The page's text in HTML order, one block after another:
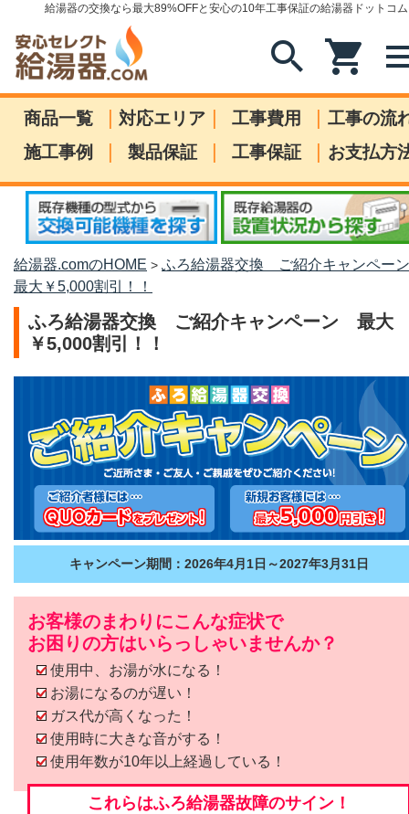
給湯器の交換なら最大89%OFFと安心の10年工事保証の給湯器ドットコム
search shopping_cart
商品一覧 | 対応エリア | 工事費用 | 工事の流
施工事例
| 製品保証 | 工事保証 | お支払方
給湯器.comのHOME > ふろ給湯器交換 ご紹介キャンペ
最大￥5,000割引！！
ふろ給湯器交換 ご紹介キャンペーン 最大
￥5,000割引！！
キャンペーン期間：2026年4月1日～2027年3月31日
お客様のまわりにこんな症状で
お困りの方はいらっしゃいませんか？
使用中、お湯が水になる！
お湯になるのが遅い！
ガス代が高くなった！
使用時に大きな音がする！
使用年数が10年以上経過している！
これらはふろ給湯器故障のサイン！